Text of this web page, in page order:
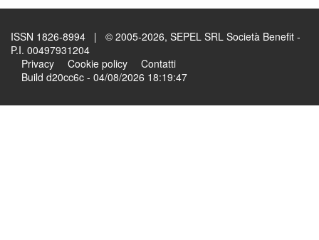
ISSN 1826-8994 | © 2005-2026, SEPEL SRL Società Benefit -
P.I. 00497931204
Privacy
Cookie policy
Contatti
Build d20cc6c - 04/08/2026 18:19:47